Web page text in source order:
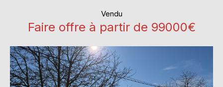
Vendu
Faire offre à partir de 99000€